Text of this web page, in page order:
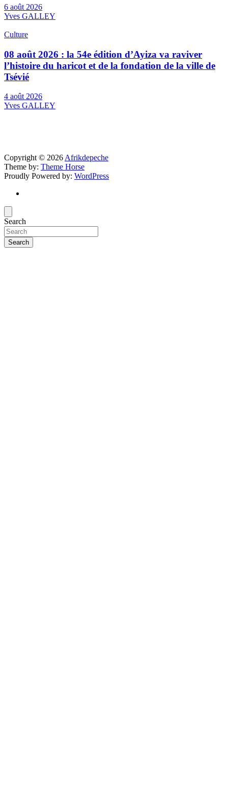
6 août 2026
Yves GALLEY
Culture
08 août 2026 : la 54e édition d’Ayiza va raviver
l’histoire du haricot et de la fondation de la ville de
Tsévié
4 août 2026
Yves GALLEY
Copyright © 2026 Afrikdepeche
Theme by: Theme Horse
Proudly Powered by: WordPress
Search
Search